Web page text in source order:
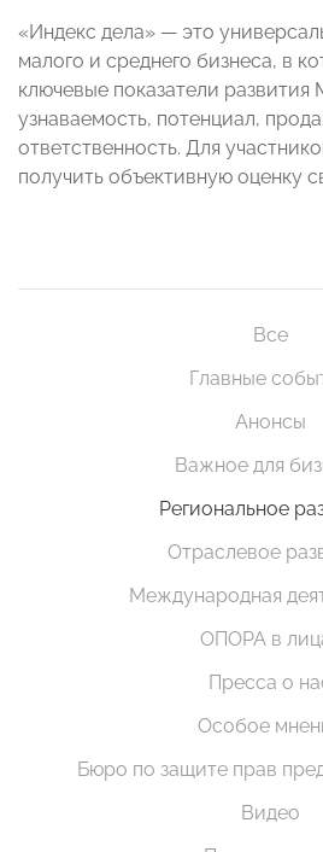
«Индекс дела» — это
малого и среднего бизнеса, в
ключевые показатели развития
узнаваемость, потенциал,
ответственность. Для
получить объективную оценку
Все
Главные
Анонсы
Важное для
Региональное
Отраслевое
Международная
ОПОРА в
Пресса о
Особое
Бюро по защите прав
Видео